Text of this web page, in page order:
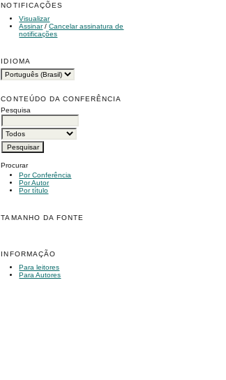
NOTIFICAÇÕES
Visualizar
Assinar/Cancelar assinatura de
notificações
IDIOMA
CONTEÚDO DA CONFERÊNCIA
Pesquisa
Procurar
Por Conferência
Por Autor
Por título
TAMANHO DA FONTE
INFORMAÇÃO
Para leitores
Para Autores